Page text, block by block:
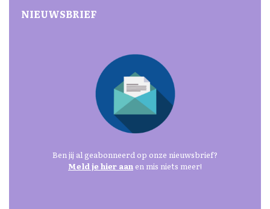
NIEUWSBRIEF
Ben jij al geabonneerd op onze nieuwsbrief?
Meld je hier aan en mis niets meer!